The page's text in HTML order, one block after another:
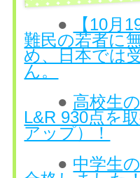
●
【10月
難民の若者に
め、日本では
ん。
● 高校生
L&R 930点を
アップ）！
● 中学生